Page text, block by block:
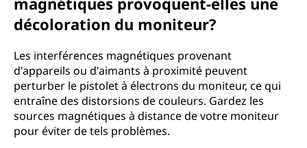
décoloration du moniteur?
Les interférences magnétiques provenant
d'appareils ou d'aimants à proximité peuvent
perturber le pistolet à électrons du moniteur, ce qui
entraîne des distorsions de couleurs. Gardez les
sources magnétiques à distance de votre moniteur
pour éviter de tels problèmes.